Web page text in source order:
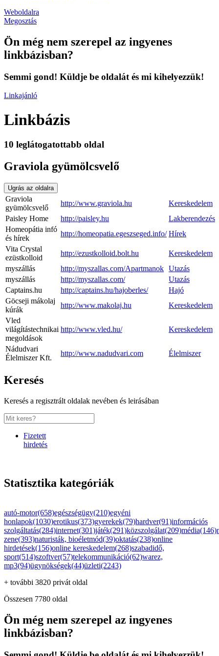
Weboldalra
Megosztás
Ön még nem szerepel az ingyenes
linkbázisban?
Semmi gond! Küldje be oldalát és mi kihelyezzük!
Linkajánló
Linkbázis
10 leglátogatottabb oldal
Graviola gyümölcsvelő
Ugrás az oldalra
Graviola
gyümölcsvelő
http://www.graviola.hu
Kereskedelem
Paisley Home
http://paisley.hu
Lakberendezés
Homeopátia infó
és hírek
http://homeopatia.egeszseged.info/ Hírek
Vita Crystal
ezüstkolloid
http://ezustkolloid.bolt.hu
Kereskedelem
myszállás
http://myszallas.com/Apartmanok Utazás
myszállás
http://myszallas.com/
Utazás
Captains.hu
http://captains.hu/hajoberles/
Hajó
Göcseji mákolaj
kúrák
http://www.makolaj.hu
Kereskedelem
Vled
világítástechnikai
megoldások
http://www.vled.hu/ Kereskedelem
Nádudvari
Élelmiszer Kft.
http://www.nadudvari.com Élelmiszer
Keresés
Keresés a regisztrált oldalak nevében és leirásában
Fizetett
hirdetés
Statisztika kategóriák
autó-motor(658)egészségügy(210)egyéni
honlapok(1030)erotikus(373)gyerekek(79)hardver(91)információs
szolgáltatás(284)internet(301)játék(291)közszolgálat(209)média(146)
zene(393)naturisták, bioéletmód(39)oktatás(238)online
hirdetések(156)online kereskedelem(268)szabadidő,
sport(514)szoftver(57)telekommunikáció(62)warez,
mp3(94)ügynökségek(44)üzleti(2243)
+ további 3820 privát oldal
Összesen 7780 oldal
Ön még nem szerepel az ingyenes
linkbázisban?